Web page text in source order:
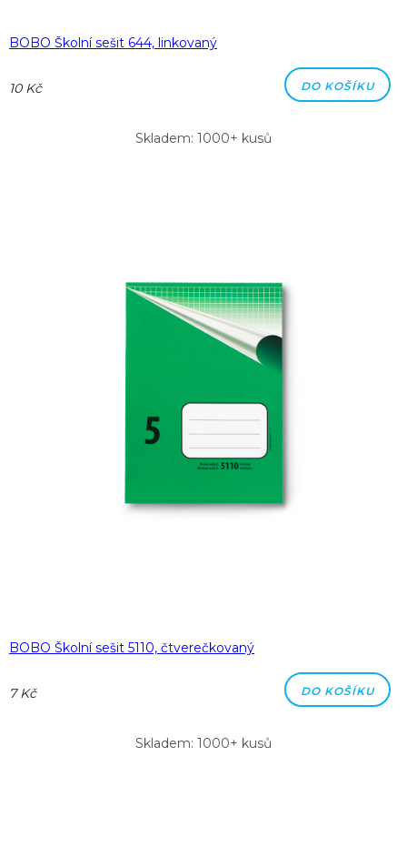
BOBO Školní sešit 644, linkovaný
10 Kč DO KOŠÍKU
Skladem: 1000+ kusů
BOBO Školní sešit 5110, čtverečkovaný
7 Kč DO KOŠÍKU
Skladem: 1000+ kusů